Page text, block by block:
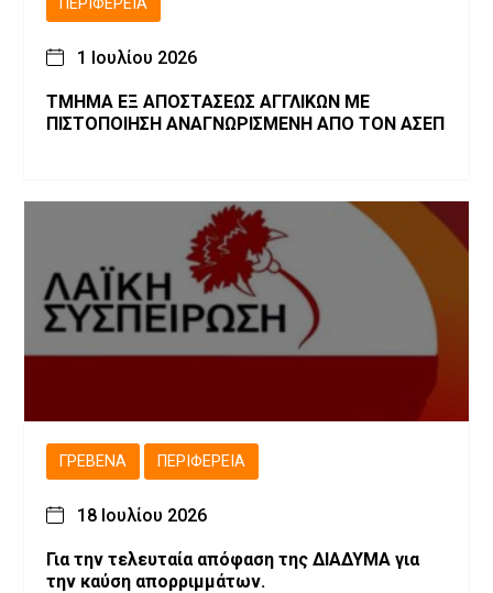
1 Ιουλίου 2026
ΤΜΗΜΑ ΕΞ ΑΠΟΣΤΑΣΕΩΣ ΑΓΓΛΙΚΩΝ ΜΕ
ΠΙΣΤΟΠΟΙΗΣΗ ΑΝΑΓΝΩΡΙΣΜΕΝΗ ΑΠΟ ΤΟΝ ΑΣΕΠ
ΓΡΕΒΕΝΆ ΠΕΡΙΦΈΡΕΙΑ
18 Ιουλίου 2026
Για την τελευταία απόφαση της ΔΙΑΔΥΜΑ για
την καύση απορριμμάτων.